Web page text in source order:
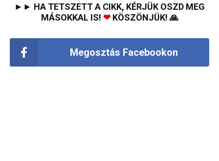
►► HA TETSZETT A CIKK, KÉRJÜK OSZD MEG
MÁSOKKAL IS! ❤KÖSZÖNJÜK! 🙏
Megosztás Facebookon